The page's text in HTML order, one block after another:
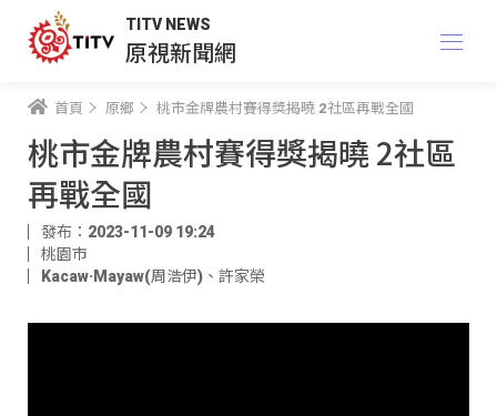
TITV NEWS
原視新聞網
首頁 原鄉 桃市金牌農村賽得獎揭曉 2社區再戰全國
桃市金牌農村賽得獎揭曉 2社區
再戰全國
發布：2023-11-09 19:24
桃園市
Kacaw·Mayaw(周浩伊) 、 許家榮